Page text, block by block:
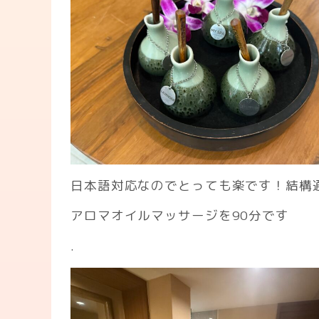
日本語対応なのでとっても楽です！結
アロマオイルマッサージを90分です
.